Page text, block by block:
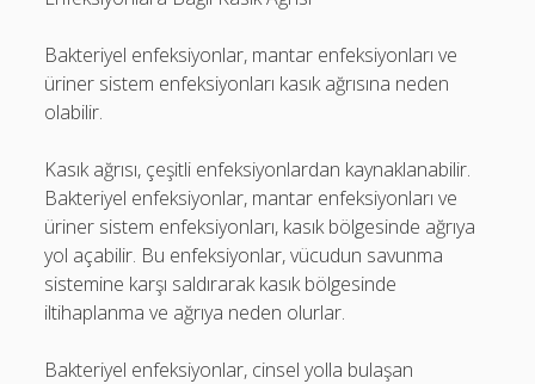
Bakteriyel enfeksiyonlar, mantar enfeksiyonları ve
üriner sistem enfeksiyonları kasık ağrısına neden
olabilir.
Kasık ağrısı, çeşitli enfeksiyonlardan kaynaklanabilir.
Bakteriyel enfeksiyonlar, mantar enfeksiyonları ve
üriner sistem enfeksiyonları, kasık bölgesinde ağrıya
yol açabilir. Bu enfeksiyonlar, vücudun savunma
sistemine karşı saldırarak kasık bölgesinde
iltihaplanma ve ağrıya neden olurlar.
Bakteriyel enfeksiyonlar, cinsel yolla bulaşan